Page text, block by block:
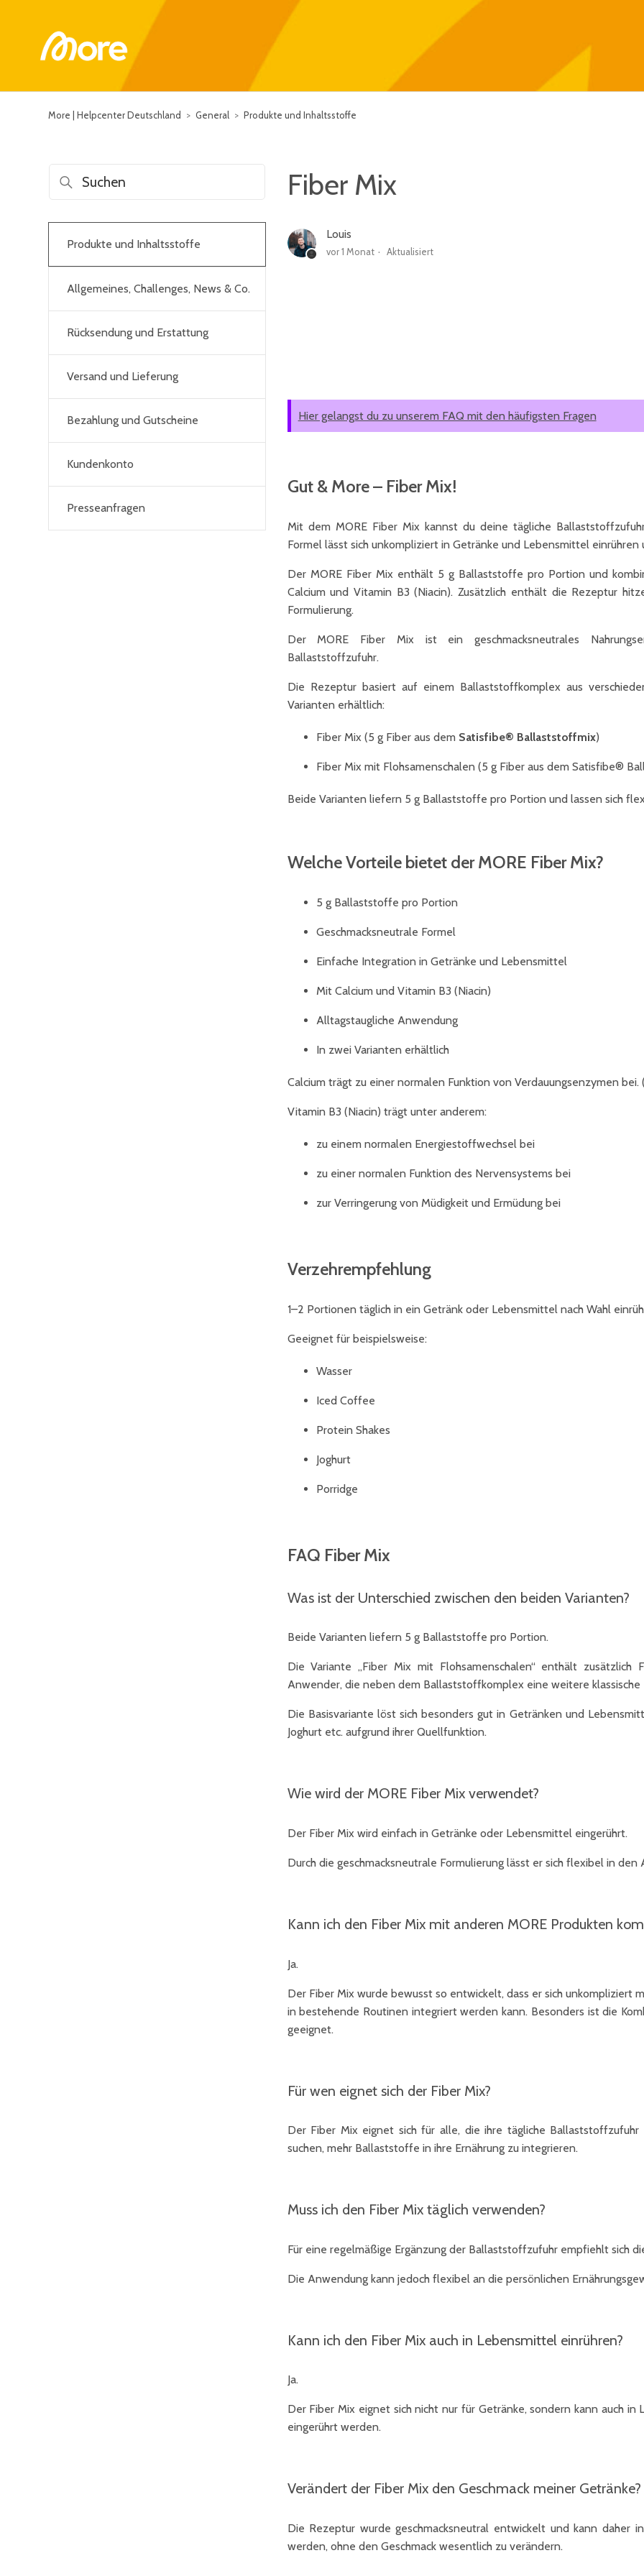
More | Helpcenter Deutschland General Produkte und Inhaltsstoffe
Produkte und Inhaltsstoffe
Allgemeines, Challenges, News & Co.
Rücksendung und Erstattung
Versand und Lieferung
Bezahlung und Gutscheine
Kundenkonto
Presseanfragen
Fiber Mix
Louis
vor 1 Monat Aktualisiert
Hier gelangst du zu unserem FAQ mit den häufigsten Fragen
Gut & More – Fiber Mix!
Mit dem MORE Fiber Mix kannst du deine tägliche
Formel lässt sich unkompliziert in Getränke und Lebensmittel
Der MORE Fiber Mix enthält 5 g Ballaststoffe pro Portion und
Calcium und Vitamin B3 (Niacin). Zusätzlich enthält die Rezeptur
Formulierung.
Der MORE Fiber Mix ist ein geschmacksneutrales
Ballaststoffzufuhr.
Die Rezeptur basiert auf einem Ballaststoffkomplex aus
Varianten erhältlich:
Fiber Mix (5 g Fiber aus dem Satisfibe® Ballaststoffmix)
Fiber Mix mit Flohsamenschalen (5 g Fiber aus dem Satisfibe®
Beide Varianten liefern 5 g Ballaststoffe pro Portion und lassen sich
Welche Vorteile bietet der MORE Fiber Mix?
5 g Ballaststoffe pro Portion
Geschmacksneutrale Formel
Einfache Integration in Getränke und Lebensmittel
Mit Calcium und Vitamin B3 (Niacin)
Alltagstaugliche Anwendung
In zwei Varianten erhältlich
Calcium trägt zu einer normalen Funktion von Verdauungsenzymen
Vitamin B3 (Niacin) trägt unter anderem:
zu einem normalen Energiestoffwechsel bei
zu einer normalen Funktion des Nervensystems bei
zur Verringerung von Müdigkeit und Ermüdung bei
Verzehrempfehlung
1–2 Portionen täglich in ein Getränk oder Lebensmittel nach Wahl
Geeignet für beispielsweise:
Wasser
Iced Coffee
Protein Shakes
Joghurt
Porridge
FAQ Fiber Mix
Was ist der Unterschied zwischen den beiden Varianten?
Beide Varianten liefern 5 g Ballaststoffe pro Portion.
Die Variante „Fiber Mix mit Flohsamenschalen“ enthält zusätzlich
Anwender, die neben dem Ballaststoffkomplex eine weitere
Die Basisvariante löst sich besonders gut in Getränken und
Joghurt etc. aufgrund ihrer Quellfunktion.
Wie wird der MORE Fiber Mix verwendet?
Der Fiber Mix wird einfach in Getränke oder Lebensmittel eingerührt.
Durch die geschmacksneutrale Formulierung lässt er sich flexibel in den
Kann ich den Fiber Mix mit anderen MORE Produkten
Ja.
Der Fiber Mix wurde bewusst so entwickelt, dass er sich unkompliziert
in bestehende Routinen integriert werden kann. Besonders ist die
geeignet.
Für wen eignet sich der Fiber Mix?
Der Fiber Mix eignet sich für alle, die ihre tägliche
suchen, mehr Ballaststoffe in ihre Ernährung zu integrieren.
Muss ich den Fiber Mix täglich verwenden?
Für eine regelmäßige Ergänzung der Ballaststoffzufuhr empfiehlt sich
Die Anwendung kann jedoch flexibel an die persönlichen
Kann ich den Fiber Mix auch in Lebensmittel einrühren?
Ja.
Der Fiber Mix eignet sich nicht nur für Getränke, sondern kann auch in
eingerührt werden.
Verändert der Fiber Mix den Geschmack meiner Getränke?
Die Rezeptur wurde geschmacksneutral entwickelt und kann
werden, ohne den Geschmack wesentlich zu verändern.